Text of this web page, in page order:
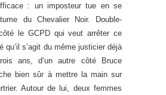
: un imposteur tue en se
du Chevalier Noir. Double-
le GCPD qui veut arrêter ce
qu’il s’agit du même justicier déjà
ans, d’un autre côté Bruce
bien sûr à mettre la main sur
Autour de lui, deux femmes